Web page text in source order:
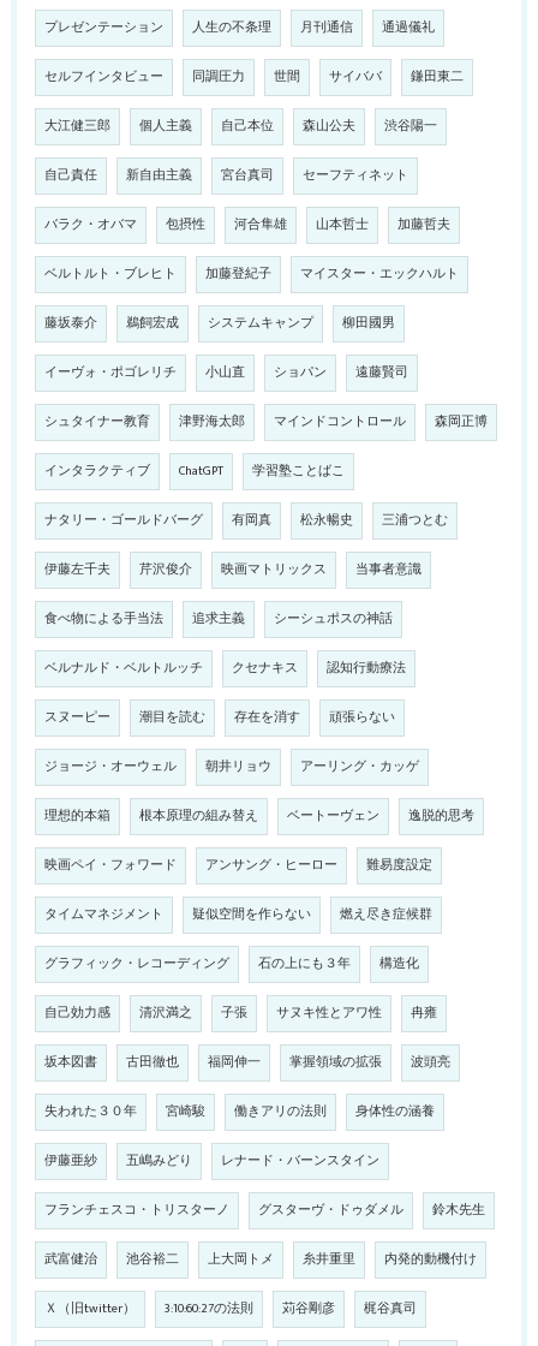
プレゼンテーション 人生の不条理 月刊通信 通過儀礼
セルフインタビュー 同調圧力 世間 サイババ 鎌田東二
大江健三郎 個人主義 自己本位 森山公夫 渋谷陽一
自己責任 新自由主義 宮台真司 セーフティネット
バラク・オバマ 包摂性 河合隼雄 山本哲士 加藤哲夫
ベルトルト・ブレヒト 加藤登紀子 マイスター・エックハルト
藤坂泰介 鵜飼宏成 システムキャンプ 柳田國男
イーヴォ・ポゴレリチ 小山直 ショパン 遠藤賢司
シュタイナー教育 津野海太郎 マインドコントロール 森岡正博
インタラクティブ ChatGPT 学習塾ことばこ
ナタリー・ゴールドバーグ 有岡真 松永暢史 三浦つとむ
伊藤左千夫 芹沢俊介 映画マトリックス 当事者意識
食べ物による手当法 追求主義 シーシュポスの神話
ベルナルド・ベルトルッチ クセナキス 認知行動療法
スヌーピー 潮目を読む 存在を消す 頑張らない
ジョージ・オーウェル 朝井リョウ アーリング・カッゲ
理想的本箱 根本原理の組み替え ベートーヴェン 逸脱的思考
映画ペイ・フォワード アンサング・ヒーロー 難易度設定
タイムマネジメント 疑似空間を作らない 燃え尽き症候群
グラフィック・レコーディング 石の上にも３年 構造化
自己効力感 清沢満之 子張 サヌキ性とアワ性 冉雍
坂本図書 古田徹也 福岡伸一 掌握領域の拡張 波頭亮
失われた３０年 宮崎駿 働きアリの法則 身体性の涵養
伊藤亜紗 五嶋みどり レナード・バーンスタイン
フランチェスコ・トリスターノ グスターヴ・ドゥダメル 鈴木先生
武富健治 池谷裕二 上大岡トメ 糸井重里 内発的動機付け
Ｘ（旧twitter） 3:10:60:27の法則 苅谷剛彦 梶谷真司